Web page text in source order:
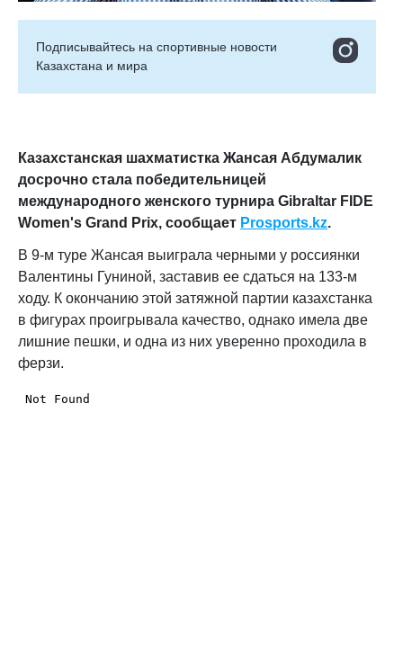
Подписывайтесь на cпортивные новости
Казахстана и мира
Казахстанская шахматистка Жансая Абдумалик
досрочно стала победительницей
международного женского турнира Gibraltar FIDE
Women's Grand Prix, сообщает Prosports.kz.
В 9-м туре Жансая выиграла черными у россиянки
Валентины Гуниной, заставив ее сдаться на 133-м
ходу. К окончанию этой затяжной партии казахстанка
в фигурах проигрывала качество, однако имела две
лишние пешки, и одна из них уверенно проходила в
ферзи.